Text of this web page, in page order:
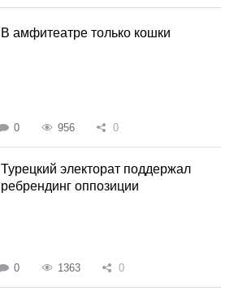
В амфитеатре только кошки
0 956 0
Турецкий электорат поддержал
ребрендинг оппозиции
0 1363 0